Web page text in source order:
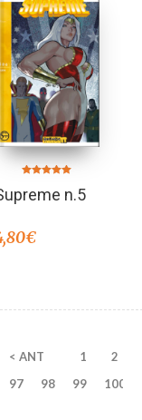
5.00
de 5
n.5
€
< ANT 1 2
97
98 99 100